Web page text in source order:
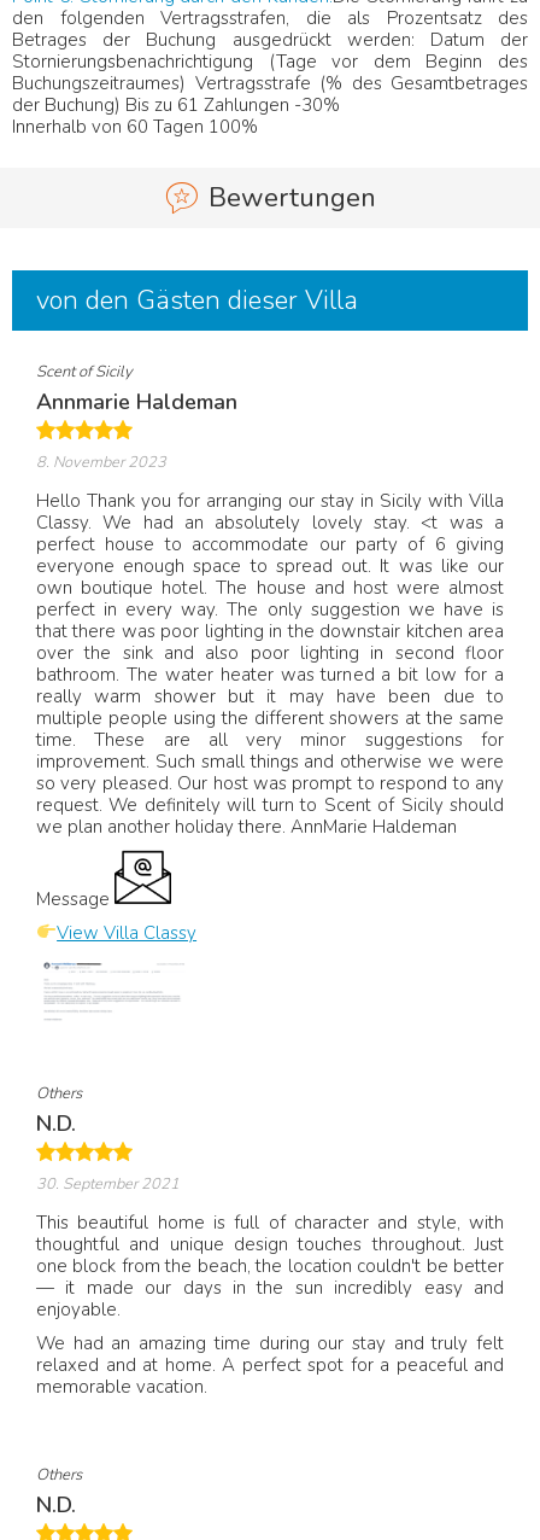
den folgenden Vertragsstrafen, die als Prozentsatz des
Betrages der Buchung ausgedrückt werden: Datum der
Stornierungsbenachrichtigung (Tage vor dem Beginn des
Buchungszeitraumes) Vertragsstrafe (% des Gesamtbetrages
der Buchung) Bis zu 61 Zahlungen -30%
Innerhalb von 60 Tagen 100%
Bewertungen
von den Gästen dieser Villa
Scent of Sicily
Annmarie Haldeman
8. November 2023
Hello Thank you for arranging our stay in Sicily with Villa
Classy. We had an absolutely lovely stay. <t was a
perfect house to accommodate our party of 6 giving
everyone enough space to spread out. It was like our
own boutique hotel. The house and host were almost
perfect in every way. The only suggestion we have is
that there was poor lighting in the downstair kitchen area
over the sink and also poor lighting in second floor
bathroom. The water heater was turned a bit low for a
really warm shower but it may have been due to
multiple people using the different showers at the same
time. These are all very minor suggestions for
improvement. Such small things and otherwise we were
so very pleased. Our host was prompt to respond to any
request. We definitely will turn to Scent of Sicily should
we plan another holiday there. AnnMarie Haldeman
Message
View Villa Classy
Others
N.D.
30. September 2021
This beautiful home is full of character and style, with
thoughtful and unique design touches throughout. Just
one block from the beach, the location couldn't be better
— it made our days in the sun incredibly easy and
enjoyable.
We had an amazing time during our stay and truly felt
relaxed and at home. A perfect spot for a peaceful and
memorable vacation.
Others
N.D.